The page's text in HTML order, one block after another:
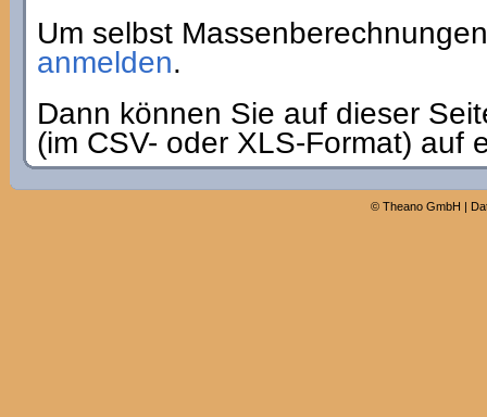
Um selbst
anmelden.
Dann können Sie auf dieser
(im CSV- oder XLS-Format) auf
© Theano GmbH |